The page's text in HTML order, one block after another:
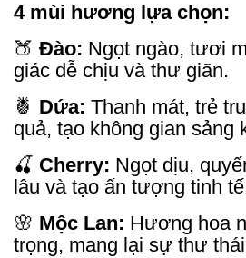
4 mùi hương lựa chọn:
🍑 Đào: Ngọt ngào, tươi
giác dễ chịu và thư giãn.
🍍 Dứa: Thanh mát, trẻ
quả, tạo không gian sảng
🍒 Cherry: Ngọt dịu,
lâu và tạo ấn tượng tinh
🌸 Mộc Lan: Hương hoa
trọng, mang lại sự thư